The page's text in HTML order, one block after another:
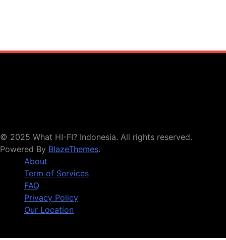
© 2025 What HI-FI? Indonesia. All rights reserved.
Powered By BlazeThemes.
About
Term of Services
FAQ
Privacy Policy
Our Location